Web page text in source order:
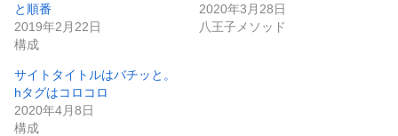
と順番
2019年2月22日
構成
2020年3月28日
八王子メソッド
サイトタイトルはバチッと。
hタグはコロコロ
2020年4月8日
構成